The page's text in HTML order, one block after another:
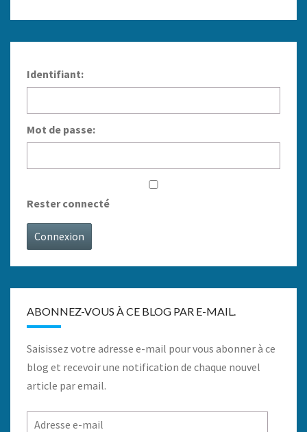
Identifiant:
Mot de passe:
Rester connecté
Connexion
ABONNEZ-VOUS À CE BLOG PAR E-MAIL.
Saisissez votre adresse e-mail pour vous abonner à ce
blog et recevoir une notification de chaque nouvel
article par email.
Adresse